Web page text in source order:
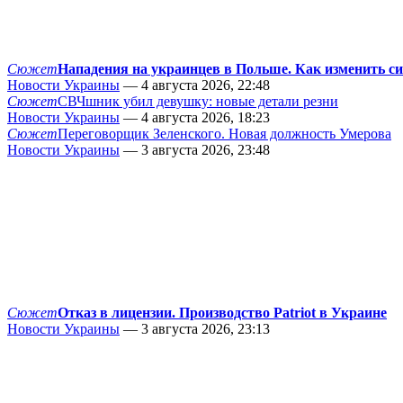
СюжетНападения на украинцев в Польше. Как изменить
Новости Украины — 4 августа 2026, 22:48
СюжетСВЧшник убил девушку: новые детали резни
Новости Украины — 4 августа 2026, 18:23
СюжетПереговорщик Зеленского. Новая должность Умерова
Новости Украины — 3 августа 2026, 23:48
СюжетОтказ в лицензии. Производство Patriot в Украине
Новости Украины — 3 августа 2026, 23:13